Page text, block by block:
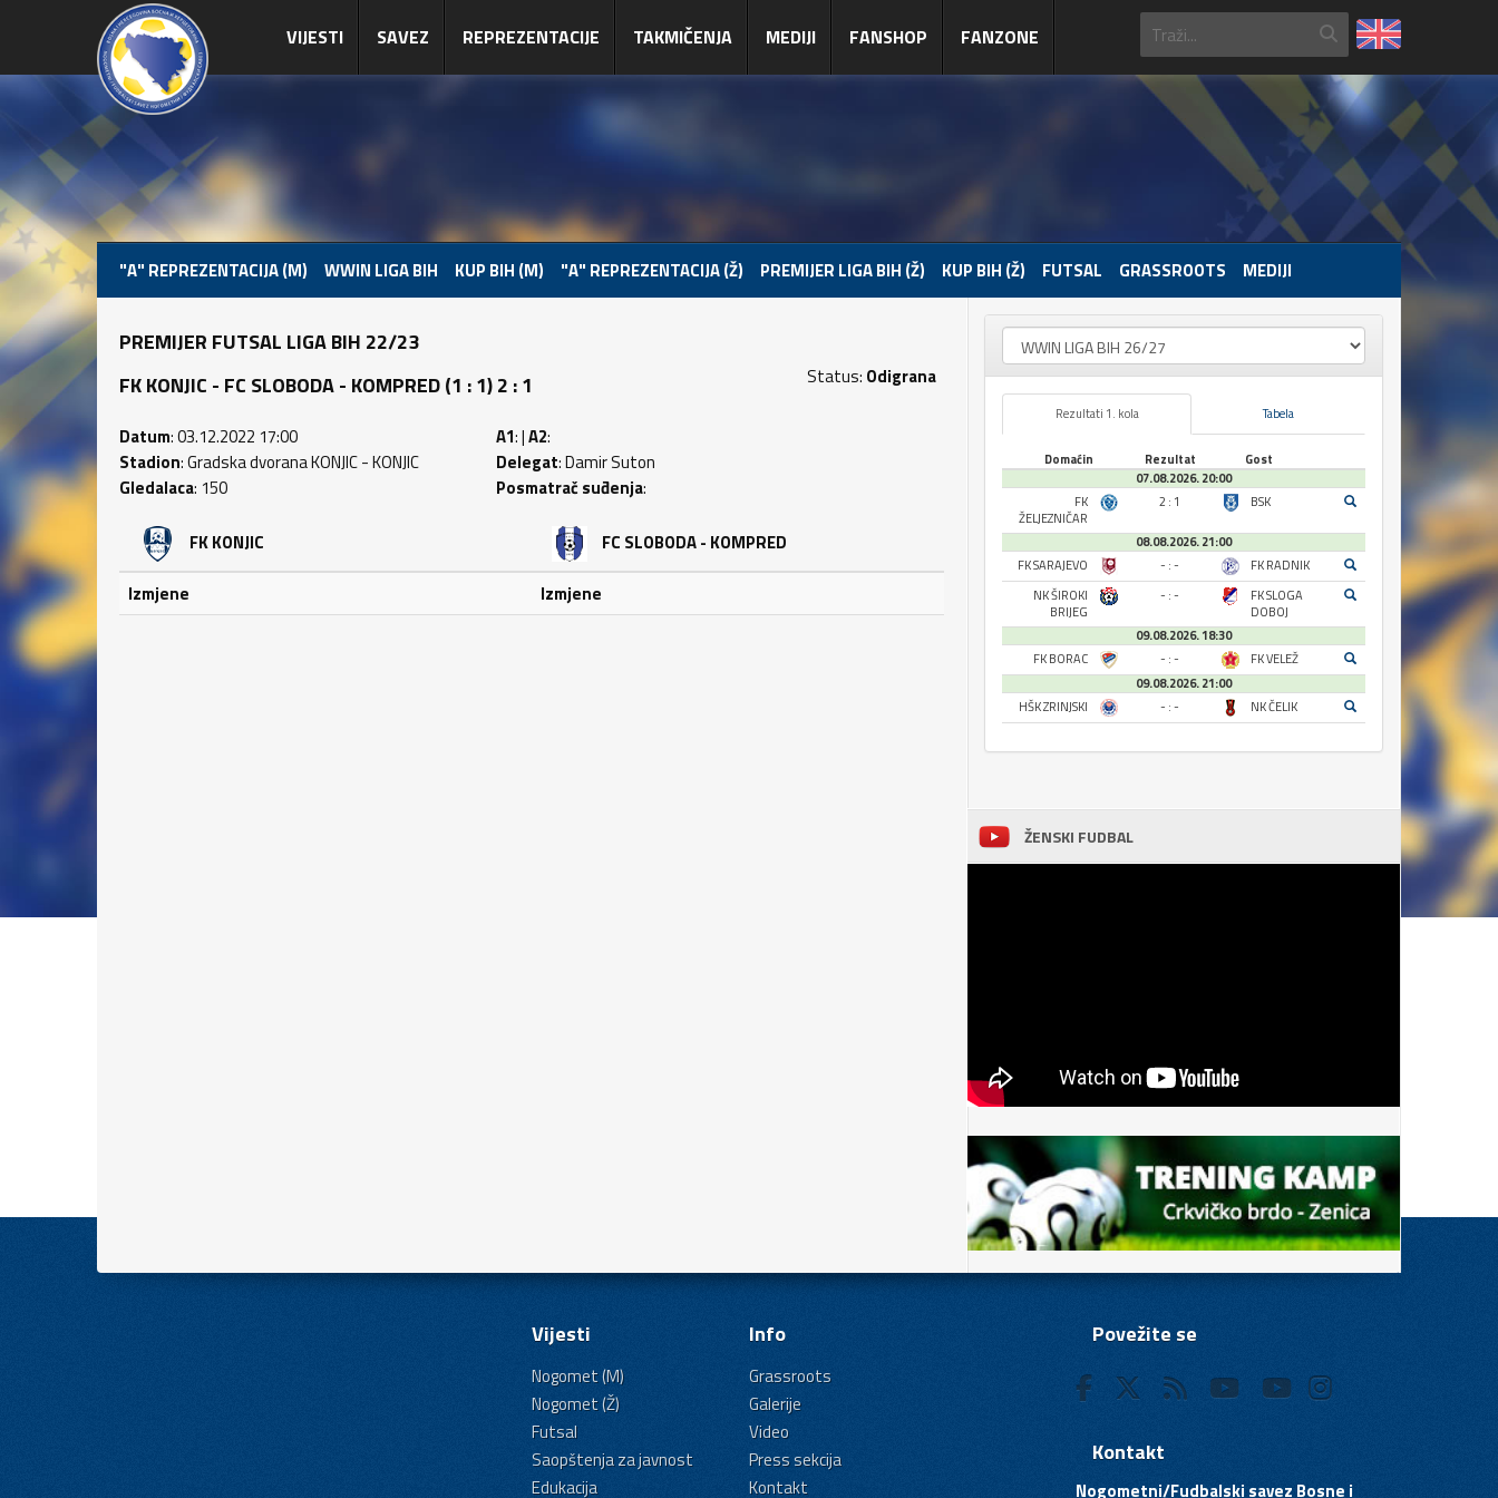
VIJESTI SAVEZ REPREZENTACIJE TAKMIČENJA MEDIJI FANSHOP FANZONE
"A" REPREZENTACIJA (M) WWIN LIGA BIH KUP BIH (M) "A" REPREZENTACIJA (Ž) PREMIJER LIGA BIH (Ž) KUP BIH (Ž) FUTSAL GRASSROOTS MEDIJI
PREMIJER FUTSAL LIGA BIH 22/23
FK KONJIC - FC SLOBODA - KOMPRED (1 : 1) 2 : 1
Status: Odigrana
Datum: 03.12.2022 17:00
Stadion: Gradska dvorana KONJIC - KONJIC
Gledalaca: 150
A1: |A2:
Delegat: Damir Suton
Posmatrač suđenja:
FK KONJIC
Izmjene
FC SLOBODA - KOMPRED
Izmjene
Rezultati 1. kola Tabela
Domaćin Rezultat
Gost
07.08.2026. 20:00
FK
ŽELJEZNIČAR
2 : 1 BSK
08.08.2026. 21:00
FK SARAJEVO
- : -
FK RADNIK
NK ŠIROKI
BRIJEG
- : -
FK SLOGA
DOBOJ
09.08.2026. 18:30
FK BORAC
- : -
FK VELEŽ
09.08.2026. 21:00
HŠK ZRINJSKI
- : - NK ČELIK
ŽENSKI FUDBAL
Vijesti
Nogomet (M)
Nogomet (Ž)
Futsal
Saopštenja za javnost
Edukacija
Info
Grassroots
Galerije
Video
Press sekcija
Kontakt
Povežite se
Kontakt
Nogometni/Fudbalski savez Bosne i